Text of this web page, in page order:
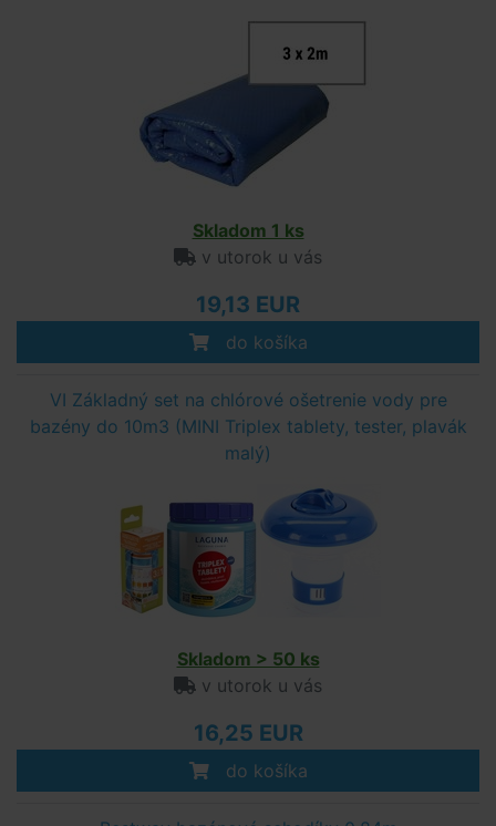
Skladom 1 ks
v utorok u vás
19,13 EUR
do košíka
VI Základný set na chlórové ošetrenie vody pre
bazény do 10m3 (MINI Triplex tablety, tester, plavák
malý)
Skladom > 50 ks
v utorok u vás
16,25 EUR
do košíka